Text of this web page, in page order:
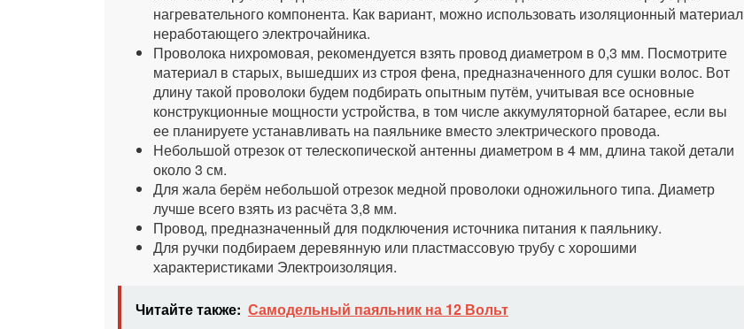
нагревательного компонента. Как вариант, можно использовать изоляционный материал
неработающего электрочайника.
Проволока нихромовая, рекомендуется взять провод диаметром в 0,3 мм. Посмотрите
материал в старых, вышедших из строя фена, предназначенного для сушки волос. Вот
длину такой проволоки будем подбирать опытным путём, учитывая все основные
конструкционные мощности устройства, в том числе аккумуляторной батарее, если вы
ее планируете устанавливать на паяльнике вместо электрического провода.
Небольшой отрезок от телескопической антенны диаметром в 4 мм, длина такой детали
около 3 см.
Для жала берём небольшой отрезок медной проволоки одножильного типа. Диаметр
лучше всего взять из расчёта 3,8 мм.
Провод, предназначенный для подключения источника питания к паяльнику.
Для ручки подбираем деревянную или пластмассовую трубу с хорошими
характеристиками Электроизоляция.
Читайте также: Самодельный паяльник на 12 Вольт